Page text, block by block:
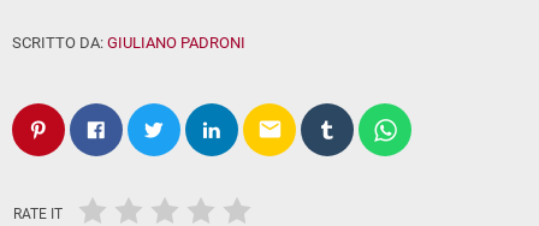
SCRITTO DA: GIULIANO PADRONI
email
RATE IT